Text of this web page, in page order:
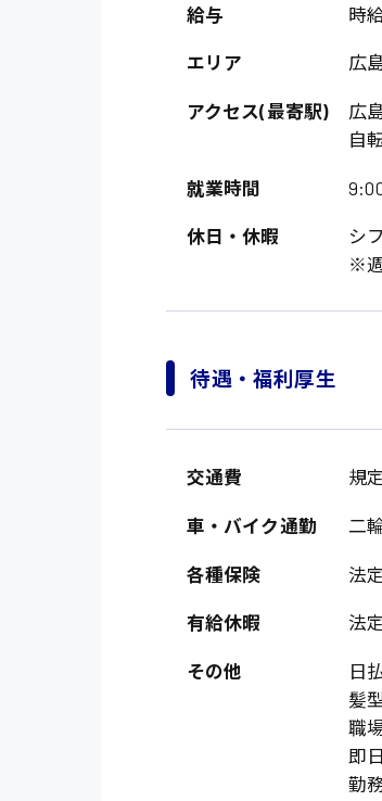
介護
医師
オフ
広島市中
広島市佐
廿日市市
山県郡
大竹市
福岡県
時給
時給制す
日給制す
給与 時
エリア 広
アクセス(最寄駅)
広
自
就業時間
休日・休暇
シ
※
待遇・福利厚生
交通費 規
車・バイク通勤 二
各種保険 法
有給休暇 法
その他
日
髪
職
即
勤